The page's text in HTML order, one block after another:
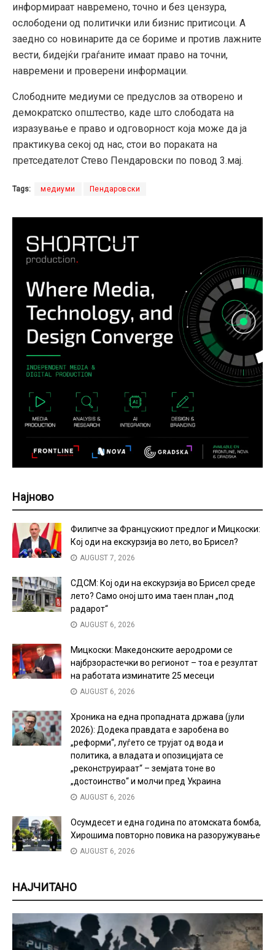
информираат навремено, точно и без цензура,
ослободени од политички или бизнис притисоци. А
заедно со новинарите да се бориме и против лажните
вести, бидејќи граѓаните имаат право на точни,
навремени и проверени информации.
Слободните медиуми се предуслов за отворено и
демократско општество, каде што слободата на
изразување е право и одговорност која може да ја
практикува секој од нас, стои во пораката на
претседателот Стево Пендаровски по повод 3.мај.
Tags: медиуми Пендаровски
Најново
Филипче за Францускиот предлог и Мицкоски:
Кој оди на екскурзија во лето, во Брисел?
AUGUST 7, 2026
СДСМ: Кој оди на екскурзија во Брисел среде
лето? Само оној што има таен план „под
радарот“
AUGUST 6, 2026
Мицкоски: Македонските аеродроми се
најбрзорастечки во регионот – тоа е резултат
на работата изминатите 25 месеци
AUGUST 6, 2026
Хроника на една пропадната држава (јули
2026): Додека правдата е заробена во
„реформи“, луѓето се трујат од вода и
политика, а владата и опозицијата се
„реконструираат“ – земјата тоне во
„достоинство“ и молчи пред Украина
AUGUST 6, 2026
Осумдесет и една година по атомската бомба,
Хирошима повторно повика на разоружување
AUGUST 6, 2026
НАЈЧИТАНО